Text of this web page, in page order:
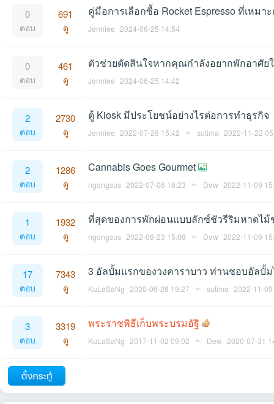
0
ตอบ
691
ดู
คู่มือการเลือกซื้อ Rocket Espresso ที่เหม
Jenniee 2024-06-25 14:54
0
ตอบ
461
ดู
ตัวช่วยตัดสินใจหากคุณกำลังอยากพักอาศัย
Jenniee 2024-06-25 14:42
2
ตอบ
2730
ดู
ตู้ Kiosk มีประโยชน์อย่างไรต่อการทำธุรกิจ
Jenniee 2022-07-26 15:42 sutima 2022-11-22
2
ตอบ
1286
ดู
Cannabis Goes Gourmet
ngongsus 2022-07-06 18:23 Dew 2022-11-09
1
ตอบ
1932
ดู
ที่สุดของการพักผ่อนแบบลักซ์ชัวรีริมหาดไม้
ngongsus 2022-06-23 15:08 Dew 2022-11-09
17
ตอบ
7343
ดู
3 อัลบั้มแรกของวงคาราบาว ท่านชอบอัลบั้
KuLaSaNg 2020-06-28 19:27 sutima 2022-11-
3
ตอบ
3319
ดู
พระราชพิธีเก็บพระบรมอัฐิ
KuLaSaNg 2017-11-02 09:02 Dew 2020-07-31